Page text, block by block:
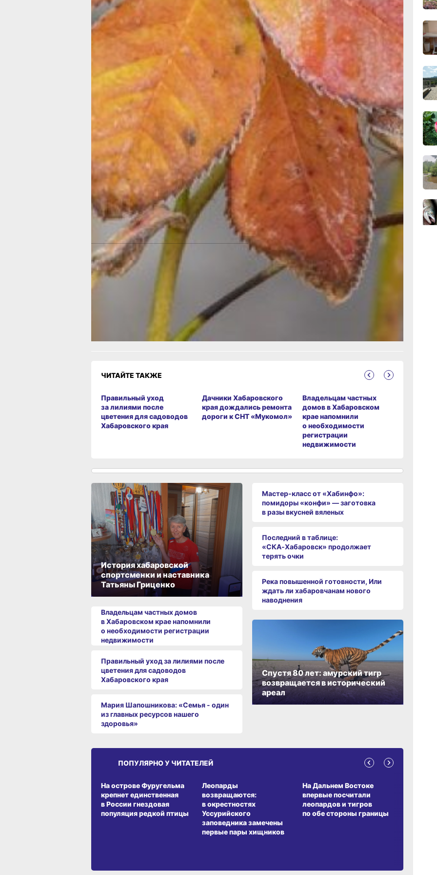
конденсатом. Благодаря специальным
стабилизаторам в составе, образовавшаяся
на внутренней поверхности влага не опадает
каплями, а стекает равномерным слоем по
Светостабилизированная пленка
пропускает
лишь заданный диапазон волн УФизлучения,
что существенно сокращает период развития
растений. Это важно, если использовать
материал не только в зимнее время.
Армированная пленка
усилена сеткой из
специально обработанного полиэтилена,
стекловолокна или полипропилена. Она лучше
выдерживает ветра и снеговые нагрузки.
Может быть дышащей или
светостабилизированной.
Агроволокно, спанбонд, он же агротекстиль.
Это нетканое полотно из полипропиленовых
волокон, которое «дышит», но и влагу
пропускает. Для зимних укрытий
рекомендуется материал плотностью 60-80
г/кв.м. Его можно использовать для
винограда, хвойных растений или молодых
кустарников.
Наталия Степанова Главное фото: pxhere.com
Новый сорт зимостойкой сливы «Мисс
Хабаровск» - читайте по ссылке
Еще больше
Удивило
Грустно
Разочарование
ЧИТАЙТЕ ТАКЖЕ
Правильный уход
за лилиями после
цветения для садоводов
Хабаровского края
Дачники Хабаровского
края дождались ремонта
дороги к СНТ «Мукомол»
Владельцам частных
домов в Хабаровском
крае напомнили
о необходимости
регистрации
недвижимости
История хабаровской
спортсменки и наставника
Татьяны Гриценко
Владельцам частных домов
в Хабаровском крае напомнили
о необходимости регистрации
недвижимости
Правильный уход за лилиями после
цветения для садоводов
Хабаровского края
Мария Шапошникова: «Семья - один
из главных ресурсов нашего
здоровья»
Мастер-класс от «Хабинфо»:
помидоры «конфи» — заготовка
в разы вкусней вяленых
Последний в таблице:
«СКА‑Хабаровск» продолжает
терять очки
Река повышенной готовности, Или
ждать ли хабаровчанам нового
наводнения
Спустя 80 лет: амурский тигр
возвращается в исторический
ареал
ПОПУЛЯРНО У ЧИТАТЕЛЕЙ
На острове Фуругельма
крепнет единственная
в России гнездовая
популяция редкой птицы
Леопарды
возвращаются:
в окрестностях
Уссурийского
заповедника замечены
первые пары хищников
На Дальнем Востоке
впервые посчитали
леопардов и тигров
по обе стороны границы